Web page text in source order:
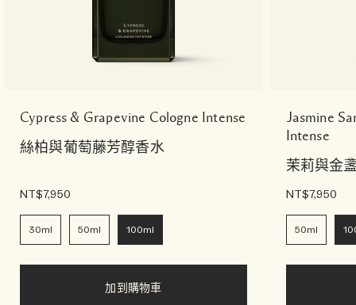
Cypress & Grapevine Cologne Intense
絲柏與葡萄藤芳醇香水
NT$7,950
30ml 50ml 100ml
加到購物車
Jasmine
Intense
茉莉與金
NT$7,950
50ml